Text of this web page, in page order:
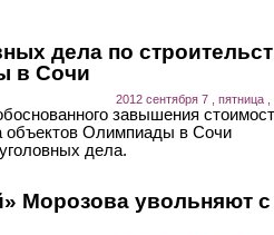
дела по
в Сочи
2012 сентября 7 , пятница ,
завышения
объектов Олимпиады в Сочи
дела.
Морозова увольняют с